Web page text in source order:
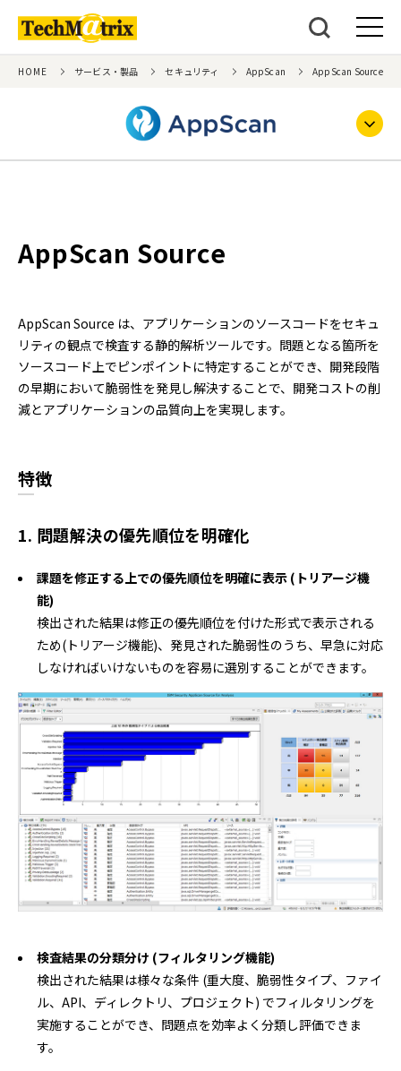
HOME サービス・製品 セキュリティ AppScan AppScan Source
AppScan Source
AppScan Source は、アプリケーションのソースコードをセキュ
リティの観点で検査する静的解析ツールです。問題となる箇所を
ソースコード上でピンポイントに特定することができ、開発段階
の早期において脆弱性を発見し解決することで、開発コストの削
減とアプリケーションの品質向上を実現します。
特徴
1. 問題解決の優先順位を明確化
課題を修正する上での優先順位を明確に表示 (トリアージ機
能)
検出された結果は修正の優先順位を付けた形式で表示される
ため(トリアージ機能)、発見された脆弱性のうち、早急に対応
しなければいけないものを容易に選別することができます。
検査結果の分類分け (フィルタリング機能)
検出された結果は様々な条件 (重大度、脆弱性タイプ、ファイ
ル、API、ディレクトリ、プロジェクト) でフィルタリングを
実施することができ、問題点を効率よく分類し評価できま
す。